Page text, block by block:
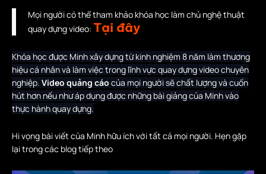
Mọi người có thể tham khảo khóa học làm chủ nghệ thuật
quay dựng video: Tại đây
Khóa học được Minh xây dựng từ kinh nghiệm 8 năm làm thương
hiệu cá nhân và làm việc trong lĩnh vực quay dựng video chuyên
nghiệp. Video quảng cáo của mọi người sẽ chất lượng và cuốn
hút hơn nếu như áp dụng được những bài giảng của Minh vào
thực hành quay dựng.
Hi vọng bài viết của Minh hữu ích với tất cả mọi người. Hẹn gặp
lại trong các blog tiếp theo